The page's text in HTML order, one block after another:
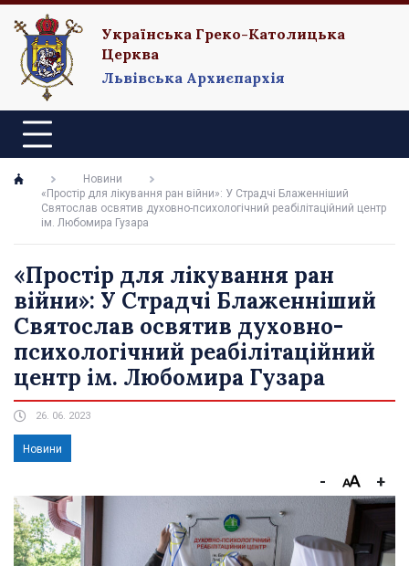
Українська Греко-Католицька
Церква
Львівська Архиєпархія
Новини
«Простір для лікування ран війни»: У Страдчі Блаженніший
Святослав освятив духовно-психологічний реабілітаційний центр
ім. Любомира Гузара
«Простір для лікування ран
війни»: У Страдчі Блаженніший
Святослав освятив духовно-
психологічний реабілітаційний
центр ім. Любомира Гузара
26. 06. 2023
Новини
- +